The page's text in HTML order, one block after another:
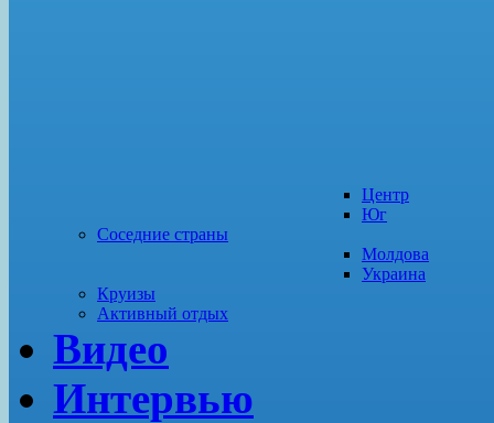
Центр
Юг
Соседние страны
Молдова
Украина
Круизы
Активный отдых
Видео
Интервью